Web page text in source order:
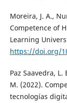
Moreira, J. A.,
Competence of
Learning
https://doi.org/
Paz Saavedra,
M. (2022).
tecnologías